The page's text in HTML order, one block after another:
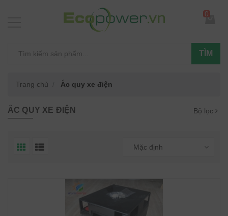
TÌM
0
Trang chủ Ắc quy xe điện
ẮC QUY XE ĐIỆN Bộ lọc
Mặc định